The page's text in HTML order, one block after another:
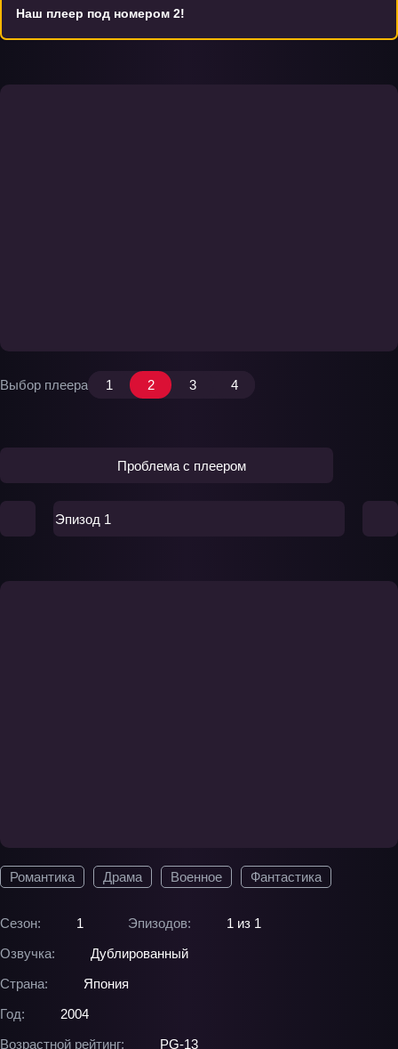
Романтика Драма Военное Фантастика
Сезон: 1 Эпизодов:
1 из 1
Озвучка:
Дублированный
Страна:
Япония
Год:
2004
Возрастной рейтинг:
PG-13
Наш плеер под номером 2!
Выбор плеера 1 2 3 4
Проблема с плеером
Эпизод 1